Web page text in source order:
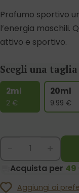
Profumo sportivo
l’energia maschili.
attivo e sportivo.
Scegli una
2ml
2 €
20ml
9.99 €
Acquista per 49
Aggiungi ai